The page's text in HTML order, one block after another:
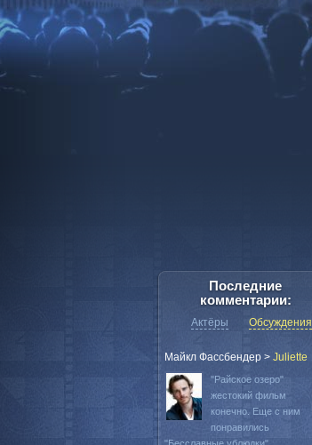
Последние
комментарии:
Актёры Обсуждения
Майкл Фассбендер > Juliette
"Райское озеро"
жестокий фильм
конечно. Еще с ним
понравились